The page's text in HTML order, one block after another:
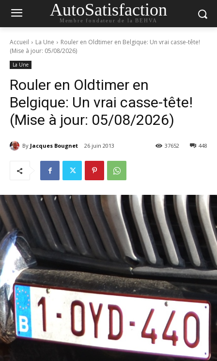
AutoSatisfaction
Membre fondateur de la BEHVA
Accueil La Une
Rouler en Oldtimer en Belgique: Un vrai casse-tête!
(Mise à jour: 05/08/2026)
La Une
Rouler en Oldtimer en
Belgique: Un vrai casse-tête!
(Mise à jour: 05/08/2026)
By Jacques Bougnet 26 juin 2013 448
37652